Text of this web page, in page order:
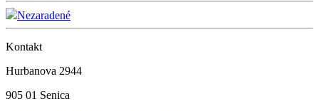
Nezaradené
Kontakt
Hurbanova 2944
905 01 Senica